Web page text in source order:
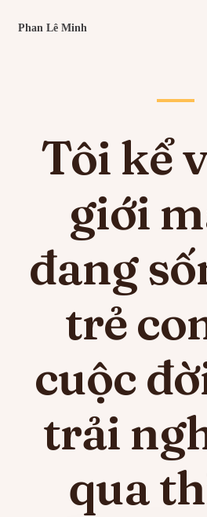
Tôi kể
giới
đang
trẻ
cuộc
trải
qua